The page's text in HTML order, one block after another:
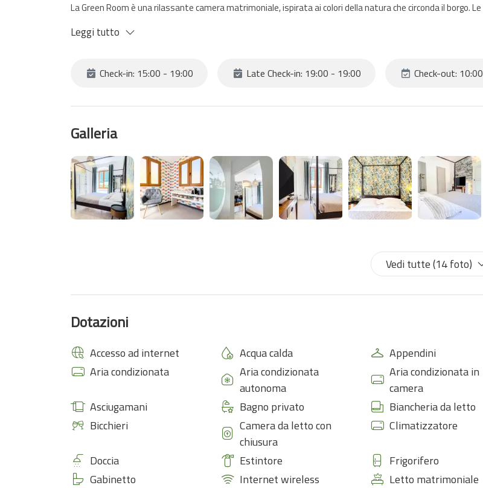
La Green Room è una rilassante camera matrimoniale, ispirata ai colori della natura che circonda il borgo. Le
recentemente ristrutturata con bagno privato.
Il borgo di Manarola offre scorci unici e un’atmosfera autentica, perfetta per una vacanza indimenticabile.
Leggi tutto
Check-in: 15:00 - 19:00 Late Check-in: 19:00 - 19:00 Check-out: 10:00
Galleria
Vedi tutte (14 foto)
Dotazioni
Accesso ad internet Acqua calda
Appendini
Aria condizionata
Aria condizionata
autonoma
Aria condizionata in
camera
Asciugamani
Bagno privato
Biancheria da letto
Bicchieri
Camera da letto con
chiusura
Climatizzatore
Doccia Estintore
Frigorifero
Gabinetto
Internet wireless
Letto matrimoniale